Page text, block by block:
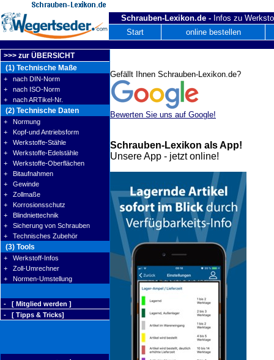
Schrauben-Lexikon.de - Infos zu
Start
online bestellen
>>> zur ÜBERSICHT
(1) Technische Maße
+ nach DIN-Norm
+ nach ISO-Norm
+ nach ARTikel-Nr.
(2) Technische Daten
+ Normung
+ Kopf-und Antriebsform
+ Werkstoffe-Stähle
+ Werkstoffe-Edelstähle
+ Werkstoffe-Oberflächen
+ Bitaufnahmen
+ Gewinde
+ Zollmaße
+ Korrosionsschutz
+ Blindniettechnik
+ Sicherung von Schrauben
+ Technisches Zubehör
(3) Tools
+ Werkstoff-Infos
+ Zoll-Umrechner
+ Normen-Umstellung
- [ Mitglied werden ]
- [ Tipps & Tricks]
Gefällt Ihnen Schrauben-Lexikon.de?
Bewerten Sie uns auf Google!
Schrauben-Lexikon als App!
Unsere App - jetzt online!